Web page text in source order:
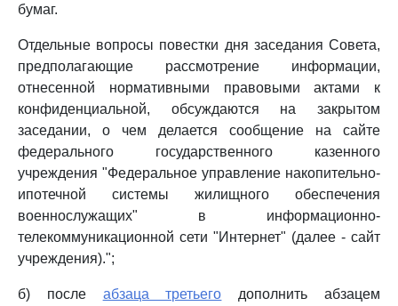
бумаг.
Отдельные вопросы повестки дня заседания Совета,
предполагающие рассмотрение информации,
отнесенной нормативными правовыми актами к
конфиденциальной, обсуждаются на закрытом
заседании, о чем делается сообщение на сайте
федерального государственного казенного
учреждения "Федеральное управление накопительно-
ипотечной системы жилищного обеспечения
военнослужащих" в информационно-
телекоммуникационной сети "Интернет" (далее - сайт
учреждения).";
б) после абзаца третьего дополнить абзацем